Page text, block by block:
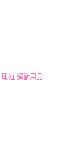
球拍,運動用品